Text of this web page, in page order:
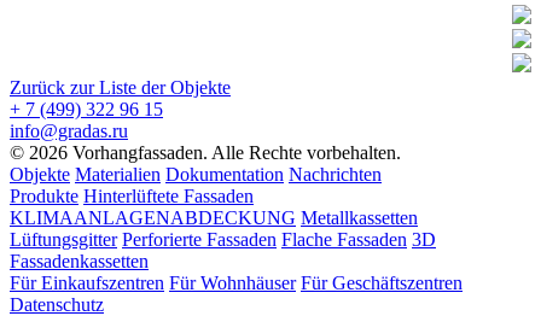
Zurück zur Liste der Objekte
+ 7 (499) 322 96 15
info@gradas.ru
© 2026 Vorhangfassaden. Alle Rechte vorbehalten.
Objekte Materialien Dokumentation Nachrichten
Produkte Hinterlüftete Fassaden
KLIMAANLAGENABDECKUNG Metallkassetten
Lüftungsgitter Perforierte Fassaden Flache Fassaden 3D
Fassadenkassetten
Für Einkaufszentren Für Wohnhäuser Für Geschäftszentren
Datenschutz